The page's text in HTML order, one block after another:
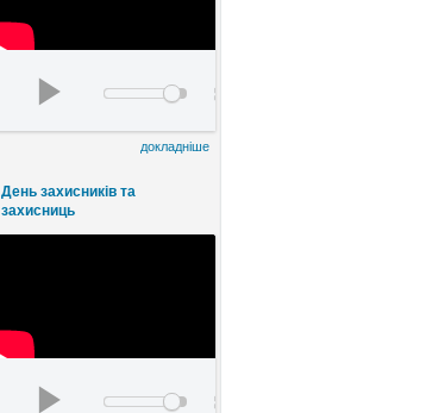
докладніше
День захисників та
захисниць